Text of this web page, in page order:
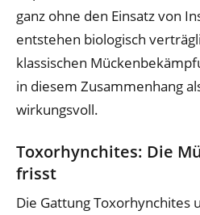
ganz ohne den Einsatz von
entstehen biologisch
klassischen
in diesem Zusammenhang
wirkungsvoll.
Toxorhynchites: Die
frisst
Die Gattung Toxorhynchites